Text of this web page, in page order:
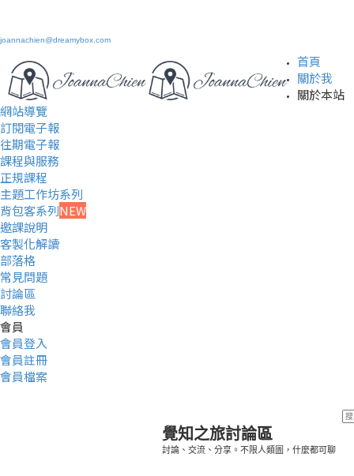
joannachien@dreamybox.com
首頁
關於我
關於本站
網站導覽
訂閱電子報
往期電子報
課程與服務
正規課程
主題工作坊系列
背包客系列NEW
邀課說明
客製化解讀
部落格
常見問題
討論區
聯絡我
會員
會員登入
會員註冊
會員檔案
覺知之旅討論區
討論、交流、分享。不限人類圖，什麼都可聊